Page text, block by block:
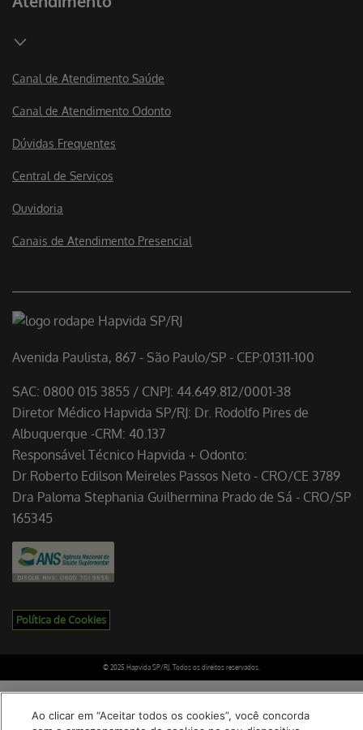
Avenida Paulista, 867 - São Paulo/SP - CEP:01311-100
SAC: 0800 015 3855 / CNPJ: 44.649.812/0001-38
Diretor Médico Hapvida SP/RJ: Dr. Rodolfo Pires de
Albuquerque -CRM: 40.137
Responsável Técnico Hapvida + Odonto:
Dr Roberto Edilson Meireles Passos Neto - CRO/CE 3789
Dra Paloma Stephania Guilhermina Prado de Sá - CRO/SP
165345
Política de Cookies
Canal de Atendimento Saúde
Canal de Atendimento Odonto
Dúvidas Frequentes
Central de Serviços
Ouvidoria
Canais de Atendimento Presencial
© 2025 Hapvida SP/RJ. Todos os direitos reservados.
Ao clicar em “Aceitar todos os cookies”, você concorda